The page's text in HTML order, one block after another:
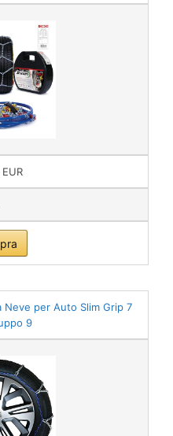
Neve per Auto Slim Grip 7
9